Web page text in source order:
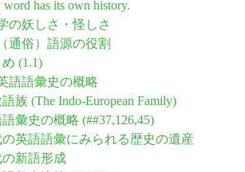
word has its own history.
の妖しさ・怪しさ
通俗）語源の役割
(1.1)
語語彙史の概略
族 (The Indo-European Family)
彙史の概略 (##37,126,45)
の英語語彙にみられる歴史の遺産
の新語形成